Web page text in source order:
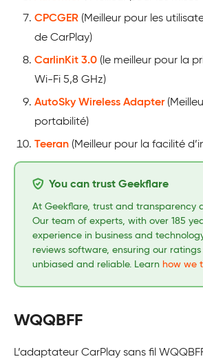
CPCGER (Meilleur pour les
de CarPlay)
CarlinKit 3.0 (le meilleur pour la
Wi-Fi 5,8 GHz)
AutoSky Wireless Adapter
portabilité)
Teeran (Meilleur pour la facilité
You can trust Geekflare
At Geekflare, trust and transparency
Our team of experts, with over 185
experience in business and
reviews software, ensuring our
unbiased and reliable. Learn how we
WQQBFF
L’adaptateur CarPlay sans fil